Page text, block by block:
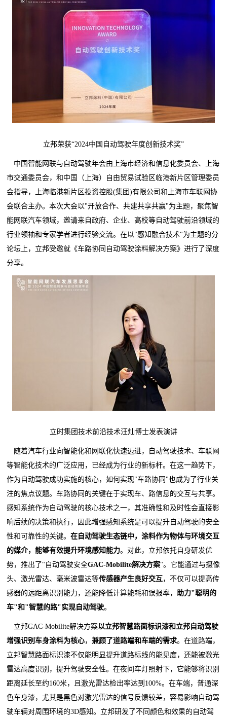
立邦荣获“2024中国自动驾驶年度创新技术奖”
中国智能网联与自动驾驶年会由上海市经济和信息化委员会、上海
市交通委员会，和中国（上海）自由贸易试验区临港新片区管理委员
会指导，上海临港新片区投资控股(集团)有限公司和上海市车联网协
会联合主办。本次大会以"开放合作、共建共享共赢"为主题，聚焦智
能网联汽车领域，邀请来自政府、企业、高校等自动驾驶前沿领域的
行业领袖和专家学者进行经验交流。在以"感知融合技术"为主题的分
论坛上，立邦受邀就《车路协同自动驾驶涂料解决方案》进行了深度
分享。
立时集团技术前沿技术汪灿博士发表演讲
随着汽车行业向智能化和网联化快速迈进，自动驾驶技术、车联网
等智能化技术的广泛应用，已经成为行业的新标杆。在这一趋势下，
作为自动驾驶成功实施的核心，如何实现"车路协同"也成为了行业关
注的焦点议题。车路协同的关键在于实现车、路信息的交互与共享。
感知系统作为自动驾驶的核心技术之一，其准确性和及时性会直接影
响后续的决策和执行，因此增强感知系统是可以提升自动驾驶的安全
性和可靠性的关键。在自动驾驶生态链中，涂料作为物体与环境交互
的媒介，能够有效提升环境感知能力。对此，立邦依托自身研发优
势，推出了"自动驾驶安全GAC-Mobilite解决方案"。它能通过与摄像
头、激光雷达、毫米波雷达等传感器产生良好交互 ，不仅可以提高传
感器的远距离识别能力，还能降低计算能耗和误报率，助力"聪明的
车"和"智慧的路"实现自动驾驶。
立邦GAC-Mobilite解决方案以立邦智慧路面标识漆和立邦自动驾驶
增强识别车身涂料为核心，兼顾了道路端和车端的需求。在道路端，
立邦智慧路面标识漆不仅能明显提升道路标线的能见度，还能被激光
雷达高度识别，提升驾驶安全性。在夜间车灯照射下，它能够将识别
距离延长至约160米，且激光雷达检出率达到100%。在车端，普通深
色车身漆，尤其是黑色对激光雷达的信号反馈较差，容易影响自动驾
驶车辆对周围环境的3D感知。立邦研发了不同颜色和效果的自动驾